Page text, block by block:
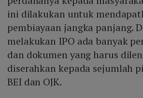
ini dilakukan untuk
pembiayaan jangka panjang.
melakukan IPO ada banyak
dan dokumen yang harus
diserahkan kepada sejumlah
BEI dan OJK.